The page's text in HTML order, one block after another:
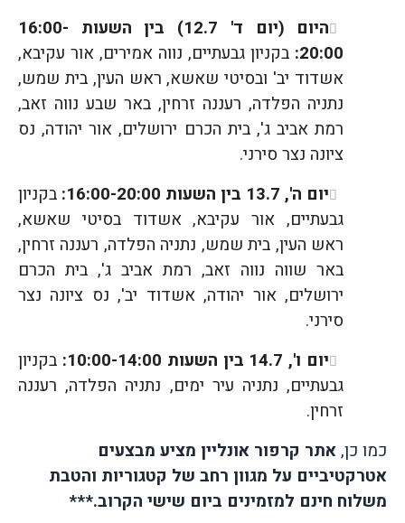
היום (יום ד' 12.7) בין השעות 16:00-
20:00: בקניון גבעתיים, נווה אמירים, אור עקיבא,
אשדוד יב' ובסיטי שאשא, ראש העין, בית שמש,
נתניה הפלדה, רעננה זרחין, באר שבע נווה זאב,
רמת אביב ג', בית הכרם ירושלים, אור יהודה, נס
ציונה נצר סירני.
יום ה', 13.7 בין השעות 16:00-20:00:
בקניון
גבעתיים, אור עקיבא, אשדוד בסיטי שאשא,
ראש העין, בית שמש, נתניה הפלדה, רעננה זרחין,
באר שווה נווה זאב, רמת אביב ג', בית הכרם
ירושלים, אור יהודה, אשדוד יב', נס ציונה נצר
סירני.
יום ו', 14.7 בין השעות 10:00-14:00:
בקניון
גבעתיים, נתניה עיר ימים, נתניה הפלדה, רעננה
זרחין.
כמו כן,אתר קרפור אונליין מציע מבצעים
אטרקטיביים על מגוון רחב של קטגוריות והטבת
משלוח חינם למזמינים ביום שישי הקרוב.***